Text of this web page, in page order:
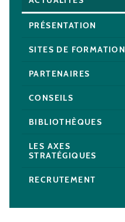
PRÉSENTATION
SITES DE FORMATION
PARTENAIRES
CONSEILS
BIBLIOTHÈQUES
LES AXES
STRATÉGIQUES
RECRUTEMENT